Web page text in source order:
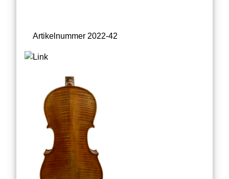
Artikelnummer 2022-42